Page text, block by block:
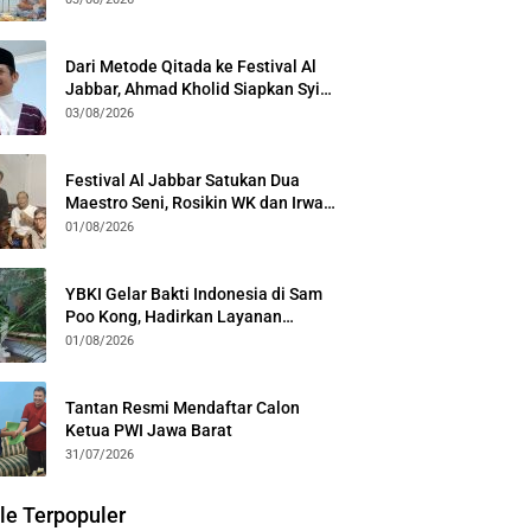
Dari Metode Qitada ke Festival Al
Jabbar, Ahmad Kholid Siapkan Syiar
Al-Qur’an Lewat Nada
03/08/2026
Festival Al Jabbar Satukan Dua
Maestro Seni, Rosikin WK dan Irwan
Guntari Garap Pertunjukan Kolosal
01/08/2026
YBKI Gelar Bakti Indonesia di Sam
Poo Kong, Hadirkan Layanan
Kesehatan Gratis dan Dialog
01/08/2026
Tantan Resmi Mendaftar Calon
Ketua PWI Jawa Barat
31/07/2026
Terpopuler